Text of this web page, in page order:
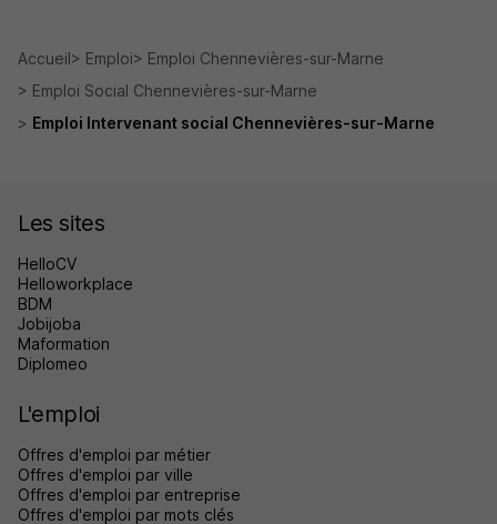
Accueil Emploi
Emploi Chennevières-sur-Marne
Emploi Social Chennevières-sur-Marne
Emploi Intervenant social Chennevières-sur-Marne
Les sites
HelloCV
Helloworkplace
BDM
Jobijoba
Maformation
Diplomeo
L'emploi
Offres d'emploi par métier
Offres d'emploi par ville
Offres d'emploi par entreprise
Offres d'emploi par mots clés